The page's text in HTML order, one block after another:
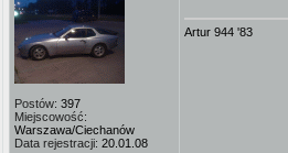
Postów: 397
Miejscowość:
Warszawa/Ciechanów
Data rejestracji: 20.01.08
Artur 944 '83